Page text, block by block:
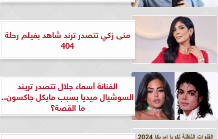
منى زكي تتصدر ترند شاهد بفيلم رحلة
404
الفنانة أسماء جلال تتصدر تريند
السوشيال ميديا بسبب مايكل جاكسون..
ما القصة؟